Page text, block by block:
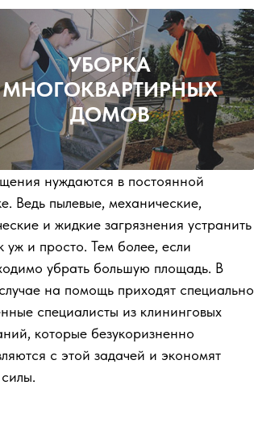
УБОРКА
МНОГОКВАРТИРНЫХ
ДОМОВ
нуждаются в постоянной
Ведь пылевые, механические,
и жидкие загрязнения устранить
уж и просто. Тем более, если
убрать большую площадь. В
на помощь приходят специально
специалисты из клининговых
которые безукоризненно
с этой задачей и экономят